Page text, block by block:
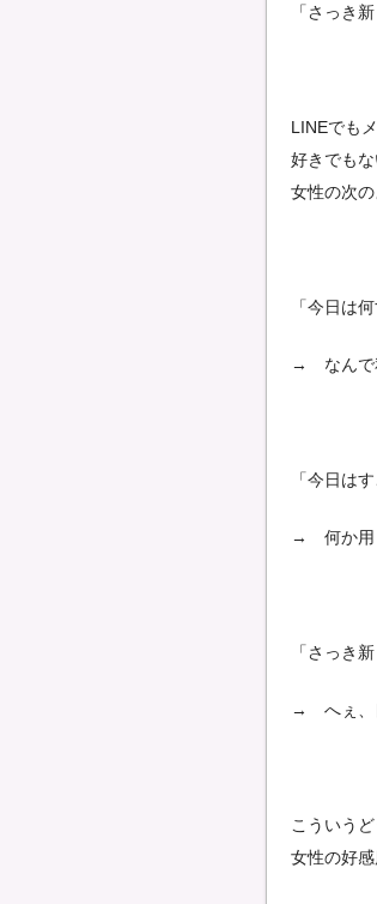
「さっき
LINEでも
好きでも
女性の次の
「今日は
→ なんで
「今日は
→ 何か用
「さっき
→ へぇ、
こういう
女性の好感